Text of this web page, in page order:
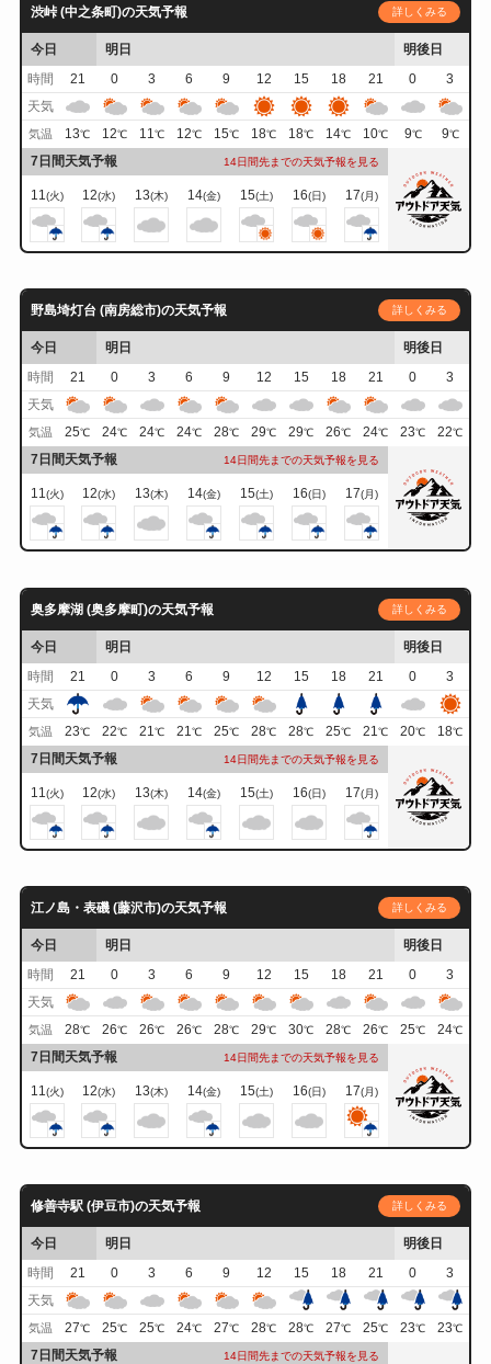
渋峠 (中之条町)の天気予報 詳しくみる
今日 明日
明後日
時間
21 0 3 6 9 12 15 18 21 0
3
天気
気温 13℃ 12℃ 11℃ 12℃ 15℃ 18℃ 18℃ 14℃ 10℃ 9℃ 9℃
7日間天気予報 14日間先までの天気予報を見る
11(火) 12(水) 13(木) 14(金) 15(土) 16(日) 17(月)
野島埼灯台 (南房総市)の天気予報 詳しくみる
今日 明日
明後日
時間
21 0 3 6 9 12 15 18 21 0
3
天気
気温 25℃ 24℃ 24℃ 24℃ 28℃ 29℃ 29℃ 26℃ 24℃ 23℃ 22℃
7日間天気予報 14日間先までの天気予報を見る
11(火) 12(水) 13(木) 14(金) 15(土) 16(日) 17(月)
奥多摩湖 (奥多摩町)の天気予報 詳しくみる
今日 明日
明後日
時間
21 0 3 6 9 12 15 18 21 0
3
天気
気温 23℃ 22℃ 21℃ 21℃ 25℃ 28℃ 28℃ 25℃ 21℃ 20℃ 18℃
7日間天気予報 14日間先までの天気予報を見る
11(火) 12(水) 13(木) 14(金) 15(土) 16(日) 17(月)
江ノ島・表磯 (藤沢市)の天気予報 詳しくみる
今日 明日
明後日
時間
21 0 3 6 9 12 15 18 21 0
3
天気
気温 28℃ 26℃ 26℃ 26℃ 28℃ 29℃ 30℃ 28℃ 26℃ 25℃ 24℃
7日間天気予報 14日間先までの天気予報を見る
11(火) 12(水) 13(木) 14(金) 15(土) 16(日) 17(月)
修善寺駅 (伊豆市)の天気予報 詳しくみる
今日 明日
明後日
時間
21 0 3 6 9 12 15 18 21 0
3
天気
気温 27℃ 25℃ 25℃ 24℃ 27℃ 28℃ 28℃ 27℃ 25℃ 23℃ 23℃
7日間天気予報 14日間先までの天気予報を見る